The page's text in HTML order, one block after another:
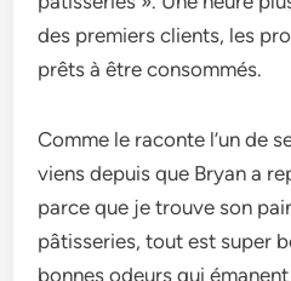
des premiers clients, les
prêts à être consommés.
Comme le raconte l’un de
viens depuis que Bryan a
parce que je trouve son
pâtisseries, tout est super
bonnes odeurs qui